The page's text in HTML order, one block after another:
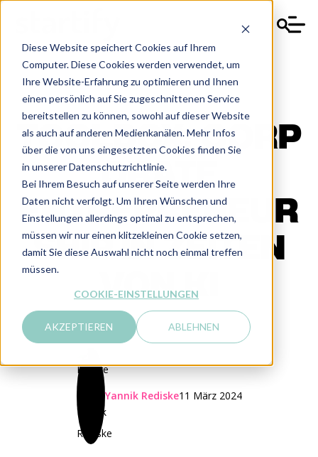
Diese Website speichert Cookies auf Ihrem
Computer. Diese Cookies werden verwendet, um
Ihre Website-Erfahrung zu optimieren und Ihnen
einen persönlich auf Sie zugeschnittenen Service
bereitstellen zu können, sowohl auf dieser Website
als auch auf anderen Medienkanälen. Mehr Infos
über die von uns eingesetzten Cookies finden Sie
in unserer Datenschutzrichtlinie.
Bei Ihrem Besuch auf unserer Seite werden Ihre
Daten nicht verfolgt. Um Ihren Wünschen und
Einstellungen allerdings optimal zu entsprechen,
müssen wir nur einen klitzekleinen Cookie setzen,
damit Sie diese Auswahl nicht noch einmal treffen
müssen.
COOKIE-EINSTELLUNGEN
AKZEPTIEREN ABLEHNEN
TOOLBOX: CORP
ORATE
ENTREPRENEUR
SHIP IN ZEITEN
VON KI
11 März 2024
Yannik Rediske